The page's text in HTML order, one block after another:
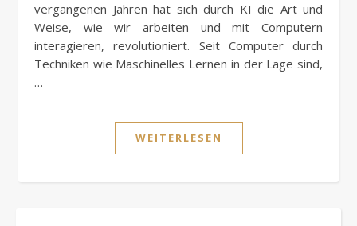
vergangenen Jahren hat sich durch KI die Art und
Weise, wie wir arbeiten und mit Computern
interagieren, revolutioniert. Seit Computer durch
Techniken wie Maschinelles Lernen in der Lage sind,
…
WEITERLESEN